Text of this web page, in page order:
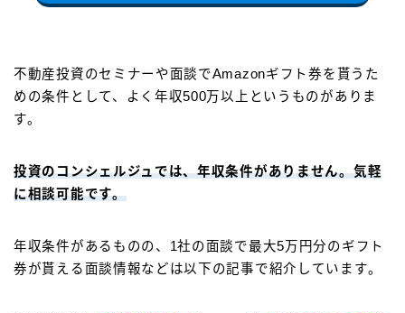
不動産投資のセミナーや面談でAmazonギフト券を貰うた
めの条件として、よく年収500万以上というものがありま
す。
投資のコンシェルジュでは、年収条件がありません。気軽
に相談可能です。
年収条件があるものの、1社の面談で最大5万円分のギフト
券が貰える面談情報などは以下の記事で紹介しています。